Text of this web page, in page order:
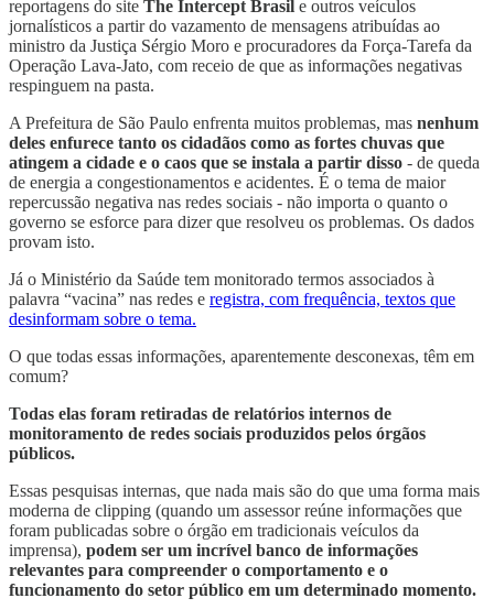
reportagens do site The Intercept Brasil e outros veículos
jornalísticos a partir do vazamento de mensagens atribuídas ao
ministro da Justiça Sérgio Moro e procuradores da Força-Tarefa da
Operação Lava-Jato, com receio de que as informações negativas
respinguem na pasta.
A Prefeitura de São Paulo enfrenta muitos problemas, mas nenhum
deles enfurece tanto os cidadãos como as fortes chuvas que
atingem a cidade e o caos que se instala a partir disso - de queda
de energia a congestionamentos e acidentes. É o tema de maior
repercussão negativa nas redes sociais - não importa o quanto o
governo se esforce para dizer que resolveu os problemas. Os dados
provam isto.
Já o Ministério da Saúde tem monitorado termos associados à
palavra “vacina” nas redes e registra, com frequência, textos que
desinformam sobre o tema.
O que todas essas informações, aparentemente desconexas, têm em
comum?
Todas elas foram retiradas de relatórios internos de
monitoramento de redes sociais produzidos pelos órgãos
públicos.
Essas pesquisas internas, que nada mais são do que uma forma mais
moderna de clipping (quando um assessor reúne informações que
foram publicadas sobre o órgão em tradicionais veículos da
imprensa), podem ser um incrível banco de informações
relevantes para compreender o comportamento e o
funcionamento do setor público em um determinado momento.